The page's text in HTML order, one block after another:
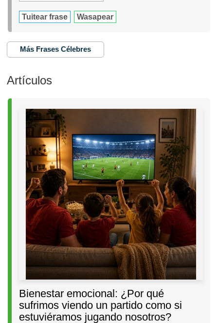
Tuitear frase Wasapear
Más Frases Célebres
Artículos
Bienestar emocional: ¿Por qué
sufrimos viendo un partido como si
estuviéramos jugando nosotros?